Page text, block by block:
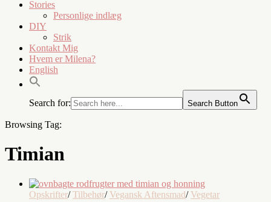
Stories
Personlige indlæg
DIY
Strik
Kontakt Mig
Hvem er Milena?
English
Search for: Search Button
Browsing Tag:
Timian
Opskrifter/ Tilbehør/ Vegansk Aftensmad/ Vegetar